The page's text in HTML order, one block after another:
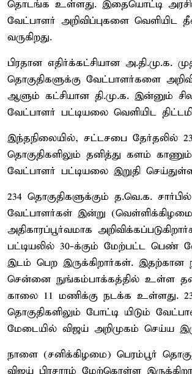
தொடங்க உள்ளது. இதையொட்டி
வேட்பாளர் அறிவிப்புகளை வெளியிட
வருகிறது.
பிரதான எதிர்க்கட்சியான அ.தி.மு.க.
தொகுதிகளுக்கு வேட்பாளர்களை
ஆளும் கட்சியான தி.மு.க. இன்னும்
வேட்பாளர் பட்டியலை வெளியிட
இந்தநிலையில், சட்டசபை தேர்தலில்
தொகுதிகளிலும் தனித்து களம்
வேட்பாளர் பட்டியலை இறுதி
234 தொகுதிகளுக்கும் த.வெ.க.
வேட்பாளர்கள் இன்று
அதிகாரப்பூர்வமாக
பட்டியலில் 30-க்கும் மேற்பட்ட பெண்
இடம் பெற இருக்கிறார்கள். இதற்கான
சென்னை நுங்கம்பாக்கத்தில் உள்ள
காலை 11 மணிக்கு நடக்க உள்ளது.
தொகுதிகளிலும் போட்டி யிடும்
மேடையில் விஜய் அறிமுகம் செய்ய
நாளை (சனிக்கிழமை) பெரம்பூர்
விஜய் பிரசாரம் மேற்கொள்ள